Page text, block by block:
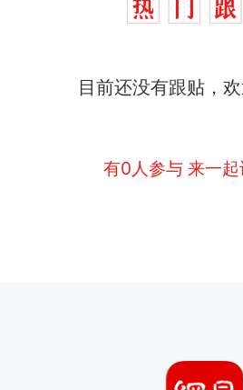
目前还没有跟贴，
有0人参与 来一